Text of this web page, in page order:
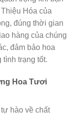
Hóa của
đúng thời gian
hàng của chúng
đảm bảo hoa
trạng tốt.
Hoa Tươi
hào về chất